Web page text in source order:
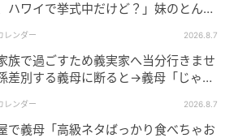
もっとみる
ハワイで挙式中だけど？」妹のとんで
レンダー 2026.8.7
族で過ごすため義実家へ当分行きませ
差別する義母に断ると→義母「じゃ
レンダー 2026.8.7
で義母「高級ネタばっかり食べちゃお